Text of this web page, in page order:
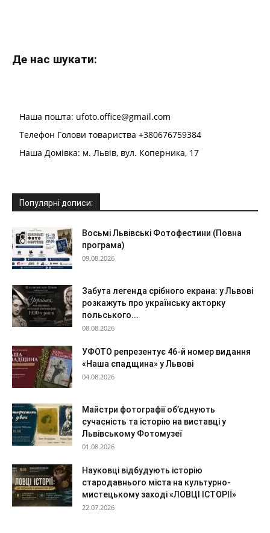
Де нас шукати:
Наша пошта: ufoto.office@gmail.com
Телефон Голови товариства +380676759384
Наша Домівка: м. Львів, вул. Коперника, 17
Популярні дописи:
Восьмі Львівські Фотофестини (Повна
програма)
09.08.2026
Забута легенда срібного екрана: у Львові
розкажуть про українську акторку
польського...
08.08.2026
УФОТО репрезентує 46-й номер видання
«Наша спадщина» у Львові
04.08.2026
Майстри фотографії об’єднують
сучасність та історію на виставці у
Львівському Фотомузеї
01.08.2026
Науковці відбудують історію
стародавнього міста на культурно-
мистецькому заході «ЛОВЦІ ІСТОРІЇ»
22.07.2026